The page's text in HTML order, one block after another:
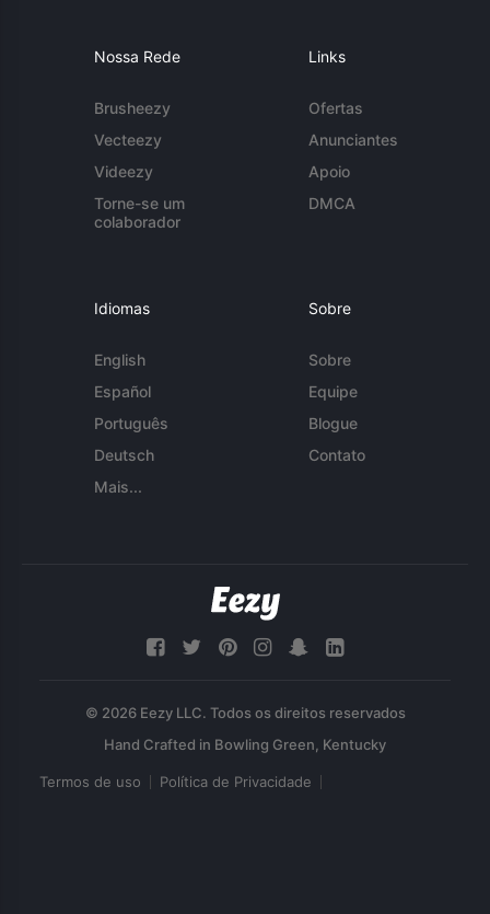
Nossa Rede
Brusheezy
Vecteezy
Videezy
Torne-se um
colaborador
Links
Ofertas
Anunciantes
Apoio
DMCA
Idiomas
English
Español
Português
Deutsch
Mais...
Sobre
Sobre
Equipe
Blogue
Contato
© 2026 Eezy LLC. Todos os direitos reservados
Termos de uso Política de Privacidade